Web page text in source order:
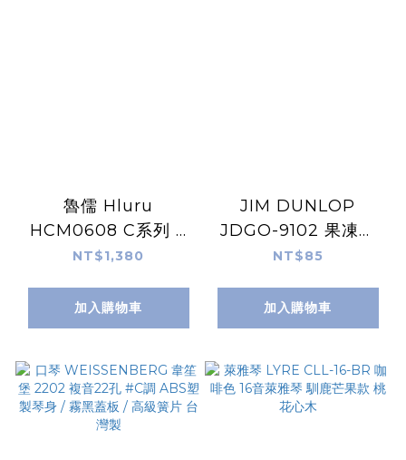
魯儒 Hluru
HCM0608 C系列 6
吋 高音伴侶 銅鈦合金
銀
NT$1,380
加入購物車
JIM DUNLOP
JDGO-9102 果凍色
雞蛋沙鈴 Egg
/ 黃 / 綠 / 藍 / 紫
NT$85
加入購物車